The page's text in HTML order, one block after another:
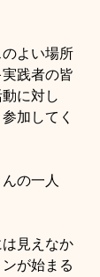
よい場所
践者の皆
に対し
加してく
の一人
見えなか
が始まる